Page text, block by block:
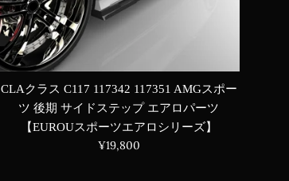
CLAクラス C117 117342 117351 AMGスポー
ツ 後期 サイドステップ エアロパーツ
【EUROUスポーツエアロシリーズ】
通
¥19,800